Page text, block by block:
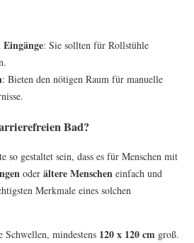
: Sie sollten für Rollstühle
: Bieten den nötigen Raum für manuelle
Bad?
so gestaltet sein, dass es für Menschen mit
oder ältere Menschen einfach und
Merkmale eines solchen
Schwellen, mindestens 120 x 120 cm groß.